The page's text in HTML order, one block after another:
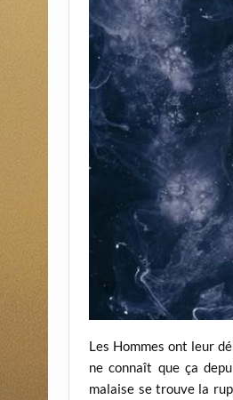
Les Hommes ont leur
ne connaît que ça
malaise se trouve la